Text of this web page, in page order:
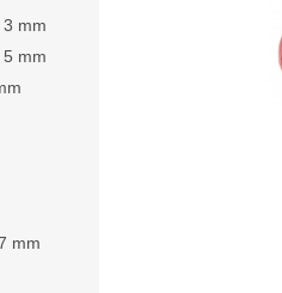
mm
mm
mm